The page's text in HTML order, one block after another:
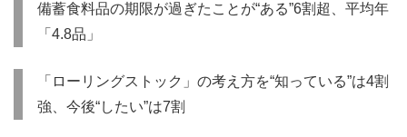
備蓄食料品の期限が過ぎたことが“ある”6割超、平均年
「4.8品」
「ローリングストック」の考え方を“知っている”は4割
強、今後“したい”は7割